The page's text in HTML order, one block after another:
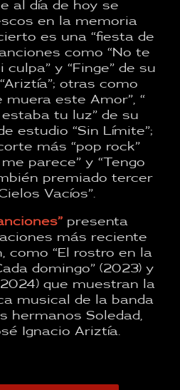
al día de hoy se
en la memoria
es una “fiesta de
como “No te
culpa” y “Finge” de su
otras como
muera este Amor”, “
estaba tu luz” de su
estudio “Sin Límite”;
más “pop rock”
parece” y “Tengo
premiado tercer
Vacíos”.
presenta
más reciente
como “El rostro en la
domingo” (2023) y
que muestran la
musical de la banda
hermanos Soledad,
Ignacio Ariztía.